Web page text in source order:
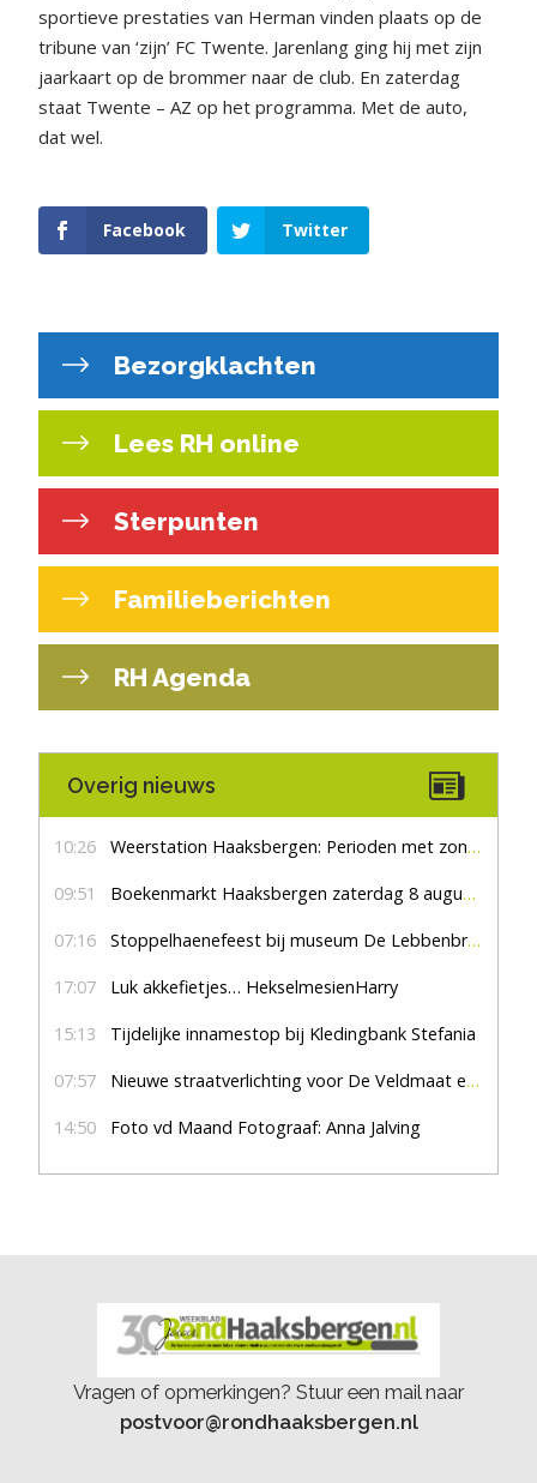
sportieve prestaties van Herman vinden plaats op de
tribune van ‘zijn’ FC Twente. Jarenlang ging hij met zijn
jaarkaart op de brommer naar de club. En zaterdag
staat Twente – AZ op het programma. Met de auto,
dat wel.
Facebook Twitter
Bezorgklachten
Lees RH online
Sterpunten
Familieberichten
RH Agenda
Overig nieuws
10:26 Weerstation Haaksbergen: Perioden met zon en droog
09:51 Boekenmarkt Haaksbergen zaterdag 8 augustus, marktplein Haaksbergen
07:16 Stoppelhaenefeest bij museum De Lebbenbrugge
17:07 Luk akkefietjes… HekselmesienHarry
15:13 Tijdelijke innamestop bij Kledingbank Stefania
07:57 Nieuwe straatverlichting voor De Veldmaat en De Pas
14:50 Foto vd Maand Fotograaf: Anna Jalving
Vragen of opmerkingen? Stuur een mail naar
postvoor@rondhaaksbergen.nl